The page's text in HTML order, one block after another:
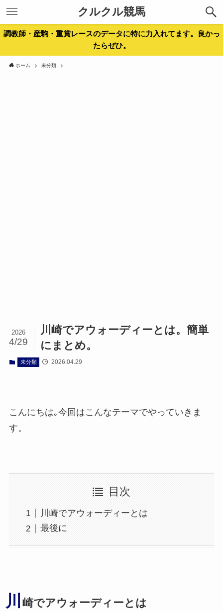
クルクル競馬
調教師・産駒・重賞レースのデータに特に力入れてます。良かっ
たらぜひ。
ホーム 未分類
川崎でアウォーディーとは。簡単
にまとめ。
2026
4/29
未分類 2026.04.29
こんにちは｡今回はこんなテーマでやっていきま
す。
目次
川崎でアウォーディーとは
最後に
川 崎でアウォーディーとは